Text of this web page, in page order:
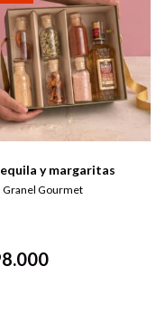
y margaritas
Granel Gourmet